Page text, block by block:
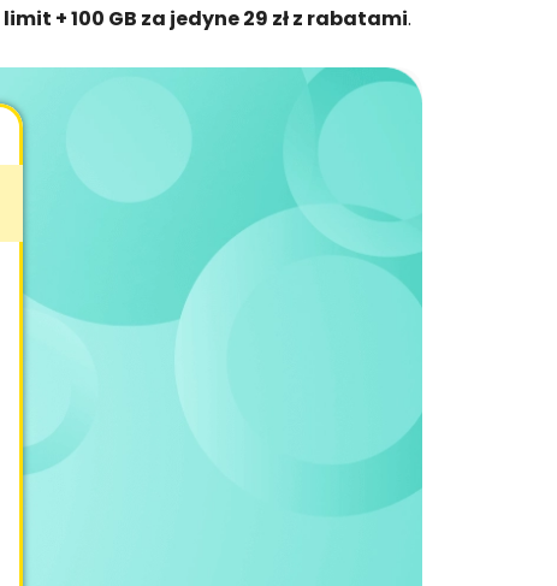
+ 100 GB za jedyne 29 zł z rabatami.